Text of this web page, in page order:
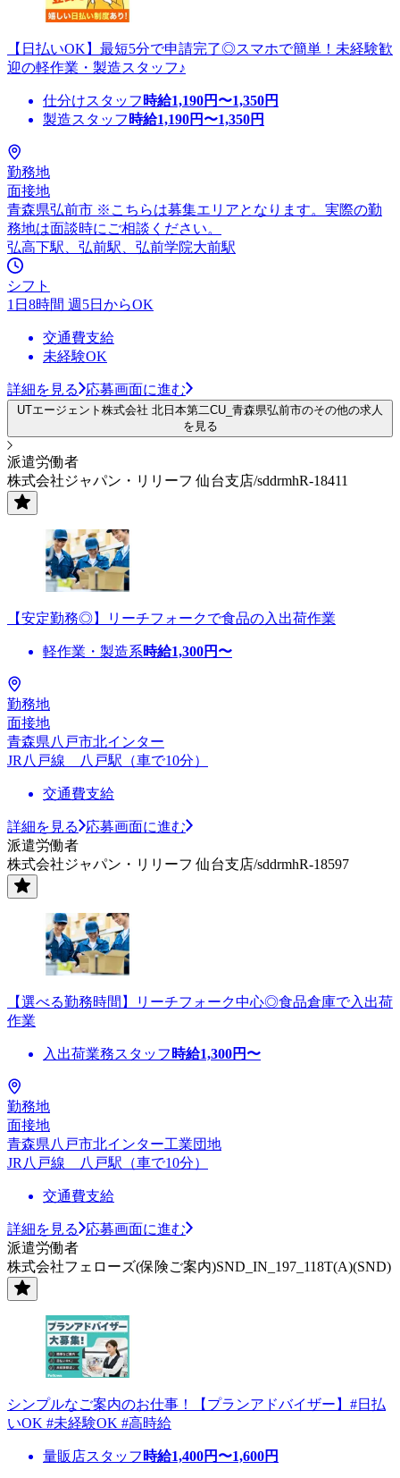
【日払いOK】最短5分で申請完了◎スマホで簡単！未経験歓
迎の軽作業・製造スタッフ♪
仕分けスタッフ 時給1,190円〜1,350円
製造スタッフ 時給1,190円〜1,350円
勤務地
面接地
青森県弘前市 ※こちらは募集エリアとなります。実際の勤
務地は面談時にご相談ください。
弘高下駅、弘前駅、弘前学院大前駅
シフト
1日8時間 週5日からOK
交通費支給
未経験OK
詳細を見る 応募画面に進む
UTエージェント株式会社 北日本第二CU_青森県弘前市のその他の求人
を見る
派遣労働者
株式会社ジャパン・リリーフ 仙台支店/sddrmhR-18411
【安定勤務◎】リーチフォークで食品の入出荷作業
軽作業・製造系時給1,300円〜
勤務地
面接地
青森県八戸市北インター
JR八戸線 八戸駅（車で10分）
交通費支給
詳細を見る
応募画面に進む
派遣労働者
株式会社ジャパン・リリーフ 仙台支店/sddrmhR-18597
【選べる勤務時間】リーチフォーク中心◎食品倉庫で入出荷
作業
入出荷業務スタッフ 時給1,300円〜
勤務地
面接地
青森県八戸市北インター工業団地
JR八戸線 八戸駅（車で10分）
交通費支給
詳細を見る
応募画面に進む
派遣労働者
株式会社フェローズ(保険ご案内)SND_IN_197_118T(A)(SND)
シンプルなご案内のお仕事！【プランアドバイザー】#日払
いOK #未経験OK #高時給
量販店スタッフ 時給1,400円〜1,600円